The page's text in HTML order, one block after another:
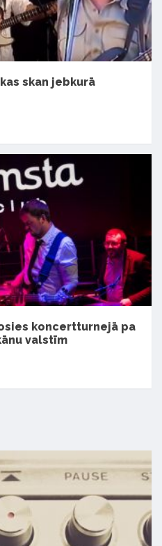
skan jebkurā
koncertturnejā pa
valstīm